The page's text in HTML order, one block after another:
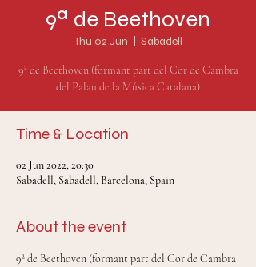
9ª de Beethoven
Thu 02 Jun Sabadell
9ª de Beethoven (formant part del Cor de Cambra
del Palau de la Música Catalana)
Time & Location
02 Jun 2022, 20:30
Sabadell, Sabadell, Barcelona, Spain
About the event
9ª de Beethoven (formant part del Cor de Cambra